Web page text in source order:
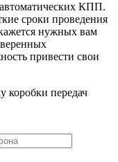
КПП.
сроки проведения
нужных вам
привести свои
коробки передач